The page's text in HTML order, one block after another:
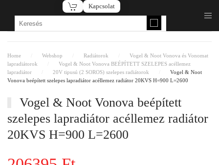
Fő tartalom átugrása
Kapcsolat
Home Webshop Radiátorok
Vogel & Noot Vonova és Vonomat
lapradiátorok
Vogel & Noot Vonova BEÉPÍTETT SZELEPES acéllemez
lapradiátor
20V tipusú (2 SOROS) szelepes radiátorok
Vogel & Noot
Vonova beépített szelepes lapradiátor acéllemez radiátor 20KVS H=900 L=2600
Vogel & Noot Vonova beépített
szelepes lapradiátor acéllemez radiátor
20KVS H=900 L=2600